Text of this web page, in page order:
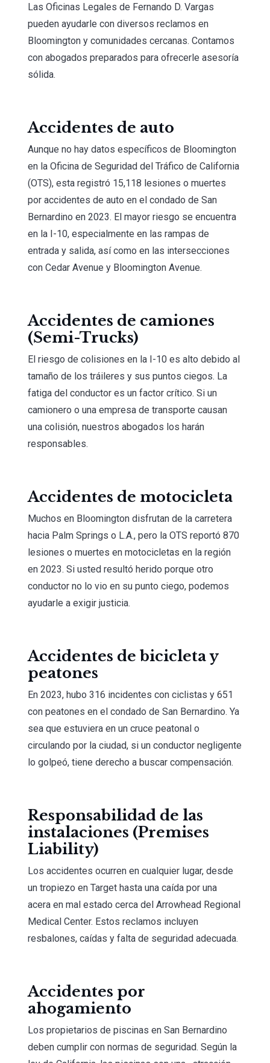
Las Oficinas Legales de Fernando D. Vargas
pueden ayudarle con diversos reclamos en
Bloomington y comunidades cercanas. Contamos
con abogados preparados para ofrecerle asesoría
sólida.
Accidentes de auto
Aunque no hay datos específicos de Bloomington
en la Oficina de Seguridad del Tráfico de California
(OTS), esta registró 15,118 lesiones o muertes
por accidentes de auto en el condado de San
Bernardino en 2023. El mayor riesgo se encuentra
en la I-10, especialmente en las rampas de
entrada y salida, así como en las intersecciones
con Cedar Avenue y Bloomington Avenue.
Accidentes de camiones
(Semi-Trucks)
El riesgo de colisiones en la I-10 es alto debido al
tamaño de los tráileres y sus puntos ciegos. La
fatiga del conductor es un factor crítico. Si un
camionero o una empresa de transporte causan
una colisión, nuestros abogados los harán
responsables.
Accidentes de motocicleta
Muchos en Bloomington disfrutan de la carretera
hacia Palm Springs o L.A., pero la OTS reportó 870
lesiones o muertes en motocicletas en la región
en 2023. Si usted resultó herido porque otro
conductor no lo vio en su punto ciego, podemos
ayudarle a exigir justicia.
Accidentes de bicicleta y
peatones
En 2023, hubo 316 incidentes con ciclistas y 651
con peatones en el condado de San Bernardino. Ya
sea que estuviera en un cruce peatonal o
circulando por la ciudad, si un conductor negligente
lo golpeó, tiene derecho a buscar compensación.
Responsabilidad de las
instalaciones (Premises
Liability)
Los accidentes ocurren en cualquier lugar, desde
un tropiezo en Target hasta una caída por una
acera en mal estado cerca del Arrowhead Regional
Medical Center. Estos reclamos incluyen
resbalones, caídas y falta de seguridad adecuada.
Accidentes por
ahogamiento
Los propietarios de piscinas en San Bernardino
deben cumplir con normas de seguridad. Según la